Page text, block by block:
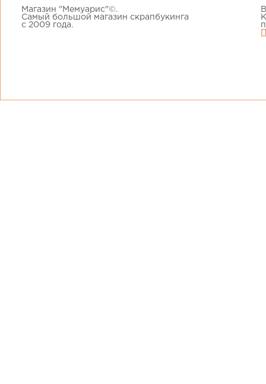
Магазин "Мемуарис"©.
Самый большой магазин скрапбукинга
с 2009 года.